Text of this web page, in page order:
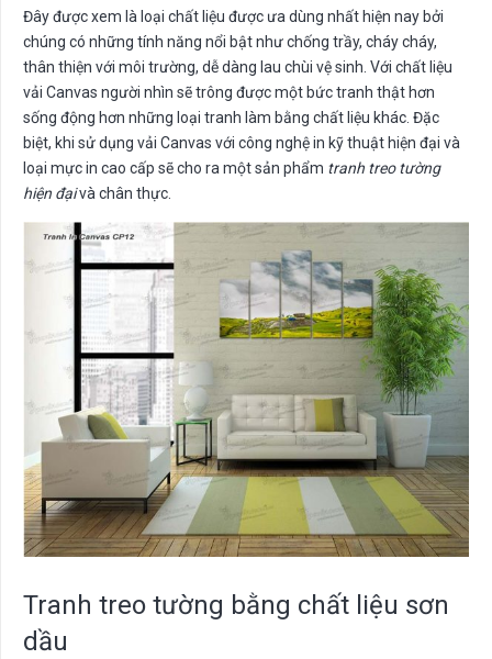
Đây được xem là loại chất liệu được ưa dùng nhất hiện nay bởi
chúng có những tính năng nổi bật như chống trầy, cháy cháy,
thân thiện với môi trường, dễ dàng lau chùi vệ sinh. Với chất liệu
vải Canvas người nhìn sẽ trông được một bức tranh thật hơn
sống động hơn những loại tranh làm bằng chất liệu khác. Đặc
biệt, khi sử dụng vải Canvas với công nghệ in kỹ thuật hiện đại và
loại mực in cao cấp sẽ cho ra một sản phẩm tranh treo tường
hiện đạivà chân thực.
Tranh treo tường bằng chất liệu sơn
dầu